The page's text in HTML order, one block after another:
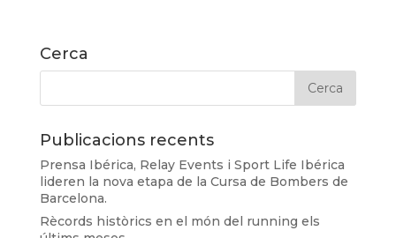
Cerca
Publicacions recents
Prensa Ibérica, Relay Events i Sport Life Ibérica
lideren la nova etapa de la Cursa de Bombers de
Barcelona.
Rècords històrics en el món del running els